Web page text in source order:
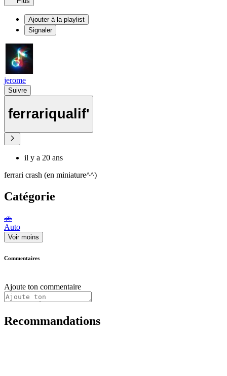
Ajouter à la playlist
Signaler
jerome
Suivre
ferrariqualif'
il y a 20 ans
ferrari crash (en miniature^^)
Catégorie
🚗
Auto
Voir moins
Commentaires
Ajoute ton commentaire
Recommandations